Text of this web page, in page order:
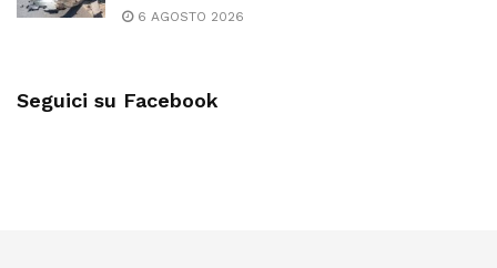
6 AGOSTO 2026
Seguici su Facebook